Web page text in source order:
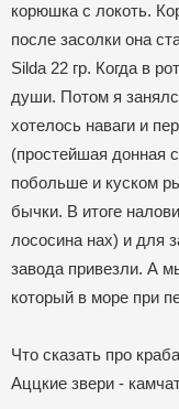
корюшка с локоть.
после засолки она
Silda 22 гр. Когда в
души. Потом я
хотелось наваги и
(простейшая донная
побольше и куском
бычки. В итоге
лососина нах) и для
завода привезли. А
который в море при
Что сказать про
Аццкие звери -